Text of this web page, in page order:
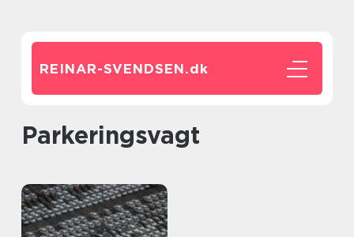
REINAR-SVENDSEN.dk
parkeringsvagt